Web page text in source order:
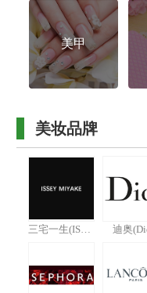
美甲
美妆品牌
三宅一生(ISSEY MIYAKE) 迪奥